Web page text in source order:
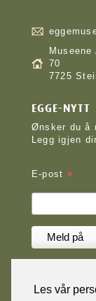
Les vår
70
7725
EGGE-NYTT
Ønsker du å
Legg igjen
E-post *